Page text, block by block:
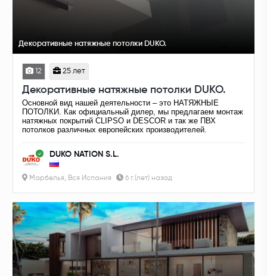
Декоративные натяжные потолки DUKO.
12 25 лет
Декоративные натяжные потолки DUKO.
Основной вид нашей деятельности – это НАТЯЖНЫЕ
ПОТОЛКИ. Как официальный дилер, мы предлагаем монтаж
натяжных покрытий CLIPSO и DESCOR и так же ПВХ
потолков различных европейских производителей.
DUKO NATION S.L.
Марбелья, Вся Испания 6 г.(лет) назад